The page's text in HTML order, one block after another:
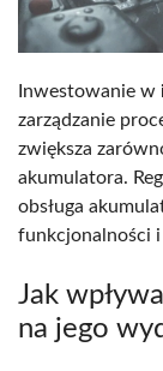
Inwestowanie w
zarządzanie
zwiększa
akumulatora.
obsługa
funkcjonalności
Jak
na jego